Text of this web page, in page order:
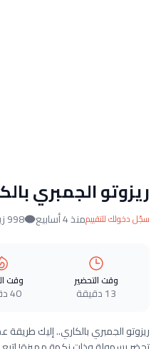
ريزوتو الجمبري
سجّل دخولك للتقييممنذ 4 أسابيع 998 زيارات
وقت التحضير
13 دقيقة
وقت
40 دقيقة
ريزوتو الجمبري بالكاري.. إليك